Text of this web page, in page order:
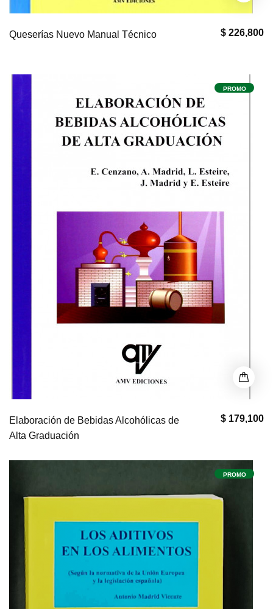
$ 226,800
Queserías Nuevo Manual Técnico
PROMO
$ 179,100
Elaboración de Bebidas Alcohólicas de
Alta Graduación
PROMO